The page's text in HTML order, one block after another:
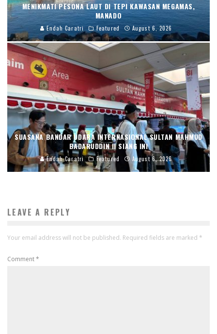
MENIKMATI PESONA LAUT DI TEPI KAWASAN MEGAMAS,
MANADO
Endah Caratri Featured August 6, 2026
SUASANA BANDAR UDARA INTERNASIONAL SULTAN MAHMUD
BADARUDDIN II SIANG INI
Endah Caratri Featured August 6, 2026
LEAVE A REPLY
Your email address will not be published. Required fields are marked *
Comment*